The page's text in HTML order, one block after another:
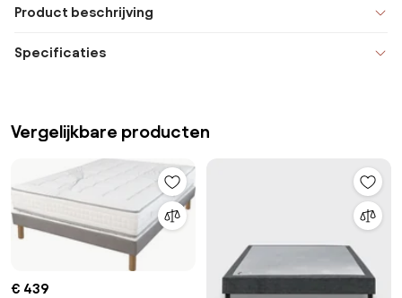
Product beschrijving
Specificaties
Vergelijkbare producten
€ 439